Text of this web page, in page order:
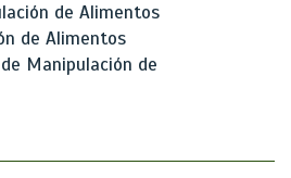
de Alimentos
de Alimentos
Manipulación de